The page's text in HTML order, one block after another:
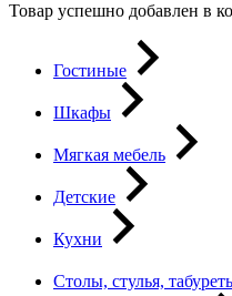
Товар успешно добавлен в
Гостиные
Шкафы
Мягкая мебель
Детские
Кухни
Столы, стулья,